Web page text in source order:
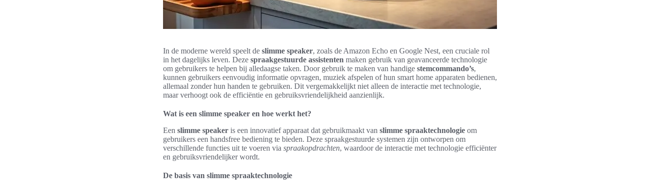
In de moderne wereld speelt de slimme speaker, zoals de Amazon Echo en Google Nest, een cruciale rol
in het dagelijks leven. Deze spraakgestuurde assistenten maken gebruik van geavanceerde technologie
om gebruikers te helpen bij alledaagse taken. Door gebruik te maken van handige stemcommando’s,
kunnen gebruikers eenvoudig informatie opvragen, muziek afspelen of hun smart home apparaten bedienen,
allemaal zonder hun handen te gebruiken. Dit vergemakkelijkt niet alleen de interactie met technologie,
maar verhoogt ook de efficiëntie en gebruiksvriendelijkheid aanzienlijk.
Wat is een slimme speaker en hoe werkt het?
Een slimme speaker is een innovatief apparaat dat gebruikmaakt van slimme spraaktechnologie om
gebruikers een handsfree bediening te bieden. Deze spraakgestuurde systemen zijn ontworpen om
verschillende functies uit te voeren via spraakopdrachten, waardoor de interactie met technologie efficiënter
en gebruiksvriendelijker wordt.
De basis van slimme spraaktechnologie